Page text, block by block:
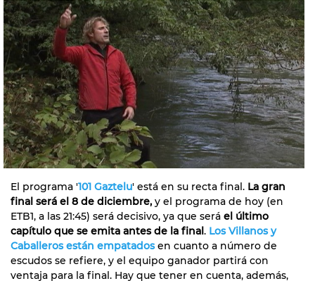
El programa '101 Gaztelu' está en su recta final. La gran
final será el 8 de diciembre, y el programa de hoy (en
ETB1, a las 21:45) será decisivo, ya que será el último
capítulo que se emita antes de la final. Los Villanos y
Caballeros están empatadosen cuanto a número de
escudos se refiere, y el equipo ganador partirá con
ventaja para la final. Hay que tener en cuenta, además,